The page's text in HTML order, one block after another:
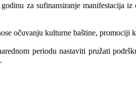
za sufinansiranje manifestacija
očuvanju kulturne baštine,
periodu nastaviti pružati